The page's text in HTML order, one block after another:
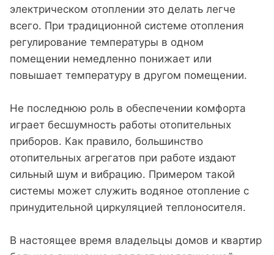
электрическом отоплении это делать легче
всего. При традиционной системе отопления
регулирование температуры в одном
помещении немедленно понижает или
повышает температуру в другом помещении.
Не последнюю роль в обеспечении комфорта
играет бесшумность работы отопительных
приборов. Как правило, большинство
отопительных агрегатов при работе издают
сильный шум и вибрацию. Примером такой
системы может служить водяное отопление с
принудительной циркуляцией теплоносителя.
В настоящее время владельцы домов и квартир